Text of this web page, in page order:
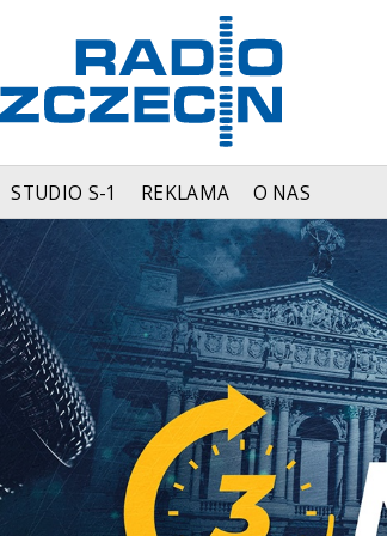
STUDIO S-1 REKLAMA O NAS